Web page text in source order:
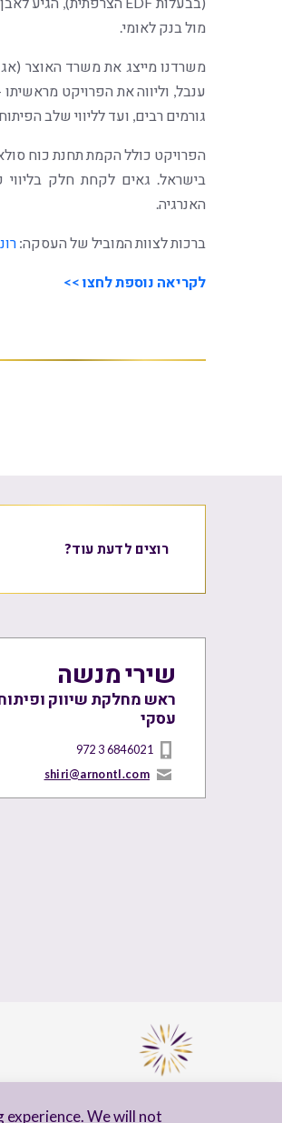
experience. We will not
מול בנק לאומי.
משרדנו מייצג את משרד האוצר
ענבל, וליווה את הפרויקט
גורמים רבים, ועד לליווי שלב
בישראל. גאים לקחת חלק
האנרגיה.
ברכות לצוות המוביל של העסקה:
לקריאה נוספת לחצו >>
רוצים לדעת עוד?
שירי מנשה
ראש מחלקת שיווק
עסקי
972 3 6846021
shiri@arnontl.com